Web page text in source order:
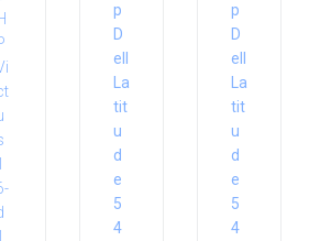
p
D
ell
La
tit
u
d
e
5
4
p
D
ell
La
tit
u
d
e
5
4